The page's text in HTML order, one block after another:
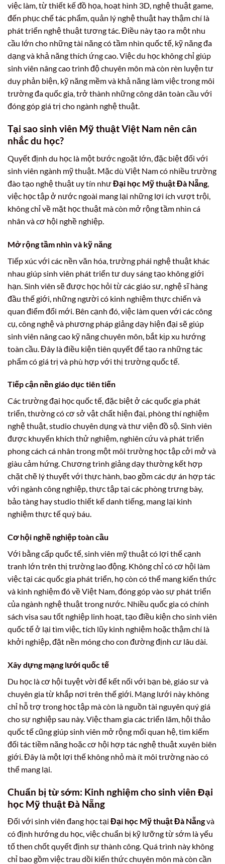
việc làm, từ thiết kế đồ họa, hoạt hình 3D, nghệ thuật game,
đến phục chế tác phẩm, quản lý nghệ thuật hay thậm chí là
phát triển nghệ thuật tương tác. Điều này tạo ra một nhu
cầu lớn cho những tài năng có tầm nhìn quốc tế, kỹ năng đa
dạng và khả năng thích ứng cao. Việc du học không chỉ giúp
sinh viên nâng cao trình độ chuyên môn mà còn rèn luyện tư
duy phản biện, kỹ năng mềm và khả năng làm việc trong môi
trường đa quốc gia, trở thành những công dân toàn cầu với
đóng góp giá trị cho ngành nghệ thuật.
Tại sao sinh viên Mỹ thuật Việt Nam nên cân
nhắc du học?
Quyết định du học là một bước ngoặt lớn, đặc biệt đối với
sinh viên ngành mỹ thuật. Mặc dù Việt Nam có nhiều trường
đào tạo nghệ thuật uy tín nhưĐại học Mỹ thuật Đà Nẵng,
việc học tập ở nước ngoài mang lại những lợi ích vượt trội,
không chỉ về mặt học thuật mà còn mở rộng tầm nhìn cá
nhân và cơ hội nghề nghiệp.
Mở rộng tầm nhìn và kỹ năng
Tiếp xúc với các nền văn hóa, trường phái nghệ thuật khác
nhau giúp sinh viên phát triển tư duy sáng tạo không giới
hạn. Sinh viên sẽ được học hỏi từ các giáo sư, nghệ sĩ hàng
đầu thế giới, những người có kinh nghiệm thực chiến và
quan điểm đổi mới. Bên cạnh đó, việc làm quen với các công
cụ, công nghệ và phương pháp giảng dạy hiện đại sẽ giúp
sinh viên nâng cao kỹ năng chuyên môn, bắt kịp xu hướng
toàn cầu. Đây là điều kiện tiên quyết để tạo ra những tác
phẩm có giá trị và phù hợp với thị trường quốc tế.
Tiếp cận nền giáo dục tiên tiến
Các trường đại học quốc tế, đặc biệt ở các quốc gia phát
triển, thường có cơ sở vật chất hiện đại, phòng thí nghiệm
nghệ thuật, studio chuyên dụng và thư viện đồ sộ. Sinh viên
được khuyến khích thử nghiệm, nghiên cứu và phát triển
phong cách cá nhân trong một môi trường học tập cởi mở và
giàu cảm hứng. Chương trình giảng dạy thường kết hợp
chặt chẽ lý thuyết với thực hành, bao gồm các dự án hợp tác
với ngành công nghiệp, thực tập tại các phòng trưng bày,
bảo tàng hay studio thiết kế danh tiếng, mang lại kinh
nghiệm thực tế quý báu.
Cơ hội nghề nghiệp toàn cầu
Với bằng cấp quốc tế, sinh viên mỹ thuật có lợi thế cạnh
tranh lớn trên thị trường lao động. Không chỉ có cơ hội làm
việc tại các quốc gia phát triển, họ còn có thể mang kiến thức
và kinh nghiệm đó về Việt Nam, đóng góp vào sự phát triển
của ngành nghệ thuật trong nước. Nhiều quốc gia có chính
sách visa sau tốt nghiệp linh hoạt, tạo điều kiện cho sinh viên
quốc tế ở lại tìm việc, tích lũy kinh nghiệm hoặc thậm chí là
khởi nghiệp, đặt nền móng cho con đường định cư lâu dài.
Xây dựng mạng lưới quốc tế
Du học là cơ hội tuyệt vời để kết nối với bạn bè, giáo sư và
chuyên gia từ khắp nơi trên thế giới. Mạng lưới này không
chỉ hỗ trợ trong học tập mà còn là nguồn tài nguyên quý giá
cho sự nghiệp sau này. Việc tham gia các triển lãm, hội thảo
quốc tế cũng giúp sinh viên mở rộng mối quan hệ, tìm kiếm
đối tác tiềm năng hoặc cơ hội hợp tác nghệ thuật xuyên biên
giới. Đây là một lợi thế không nhỏ mà ít môi trường nào có
thể mang lại.
Chuẩn bị từ sớm: Kinh nghiệm cho sinh viên Đại
học Mỹ thuật Đà Nẵng
Đối với sinh viên đang học tại Đại học Mỹ thuật Đà Nẵngvà
có định hướng du học, việc chuẩn bị kỹ lưỡng từ sớm là yếu
tố then chốt quyết định sự thành công. Quá trình này không
chỉ bao gồm việc trau dồi kiến thức chuyên môn mà còn cần